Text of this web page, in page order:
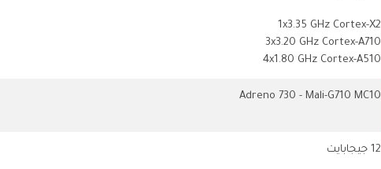
1x3.35 GHz Cortex-X2
3x3.20 GHz Cortex-A710
4x1.80 GHz Cortex-A510
Adreno 730 - Mali-G710 MC10
12 جيجابايت